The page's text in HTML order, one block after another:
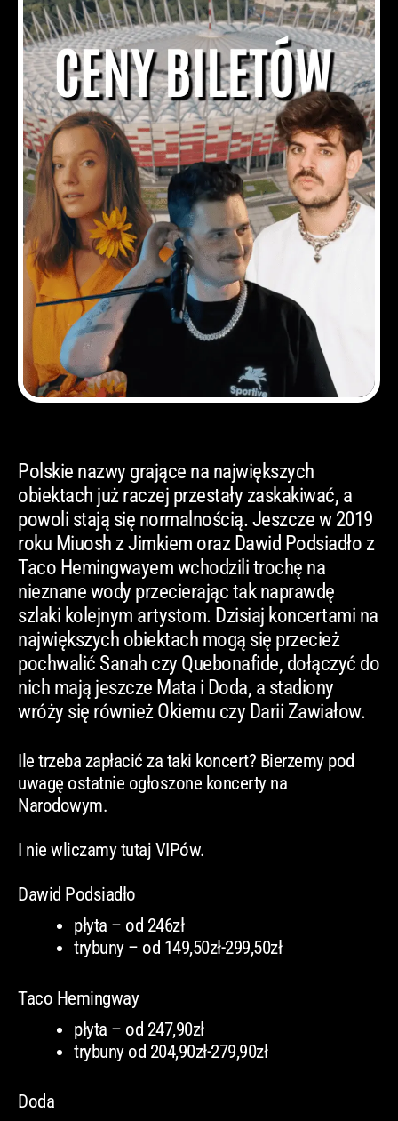
Polskie nazwy grające na największych
obiektach już raczej przestały zaskakiwać, a
powoli stają się normalnością. Jeszcze w 2019
roku Miuosh z Jimkiem oraz Dawid Podsiadło z
Taco Hemingwayem wchodzili trochę na
nieznane wody przecierając tak naprawdę
szlaki kolejnym artystom. Dzisiaj koncertami na
największych obiektach mogą się przecież
pochwalić Sanah czy Quebonafide, dołączyć do
nich mają jeszcze Mata i Doda, a stadiony
wróży się również Okiemu czy Darii Zawiałow.
Ile trzeba zapłacić za taki koncert? Bierzemy pod
uwagę ostatnie ogłoszone koncerty na
Narodowym.
I nie wliczamy tutaj VIPów.
Dawid Podsiadło
płyta – od 246zł
trybuny – od 149,50zł-299,50zł
Taco Hemingway
płyta – od 247,90zł
trybuny od 204,90zł-279,90zł
Doda